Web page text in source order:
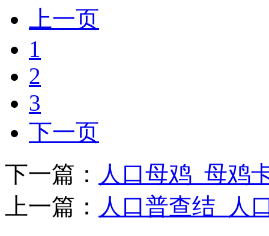
上一页
1
2
3
下一页
下一篇： 人口母鸡_母鸡
上一篇： 人口普查结_人